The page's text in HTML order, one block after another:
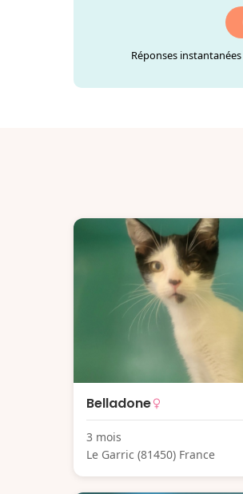
Réponses
Belladone
3 mois
Le Garric (81450) France